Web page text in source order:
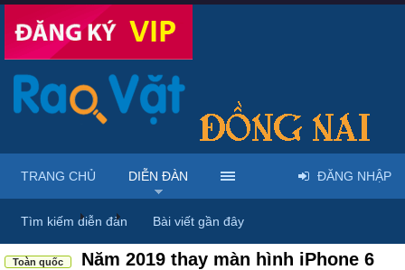
Diễn đàn ... Linh kiện & dịch vụ điện thoại
Toàn quốc
Năm 2019 thay màn hình iPhone 6
TRANG CHỦ DIỄN ĐÀN
Tìm kiếm diễn đàn Bài viết gần đây
ĐĂNG NHẬP